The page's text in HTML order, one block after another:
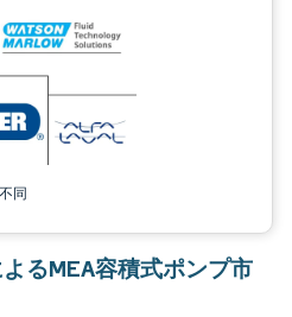
同
るMEA容積式ポンプ市